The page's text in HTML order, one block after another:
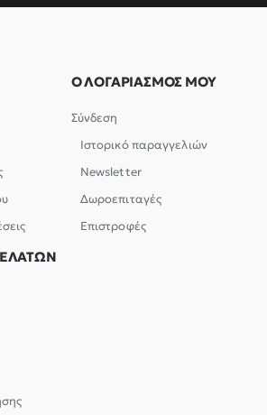
Ο ΛΟΓΑΡΙΑΣΜΟΣ ΜΟΥ
Σύνδεση
Ιστορικό παραγγελιών
Newsletter
Δωροεπιταγές
Επιστροφές